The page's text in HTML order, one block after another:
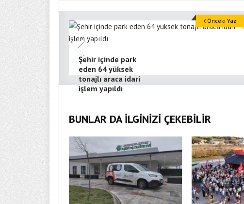
Şehir içinde park
eden 64 yüksek
tonajlı araca idari
işlem yapıldı
Önceki Yazı
BUNLAR DA İLGİNİZİ ÇEKEBİLİR